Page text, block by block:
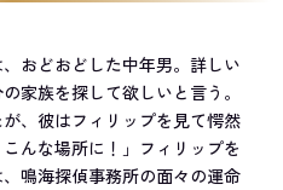
おどおどした中年男。詳しい
家族を探して欲しいと言う。
、彼はフィリップを見て愕然
んな場所に！」フィリップを
鳴海探偵事務所の面々の運命